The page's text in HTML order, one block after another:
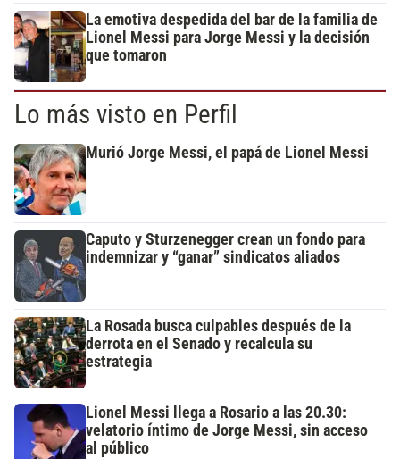
La emotiva despedida del bar de la familia de
Lionel Messi para Jorge Messi y la decisión
que tomaron
Lo más visto en Perfil
Murió Jorge Messi, el papá de Lionel Messi
Caputo y Sturzenegger crean un fondo para
indemnizar y “ganar” sindicatos aliados
La Rosada busca culpables después de la
derrota en el Senado y recalcula su
estrategia
Lionel Messi llega a Rosario a las 20.30:
velatorio íntimo de Jorge Messi, sin acceso
al público